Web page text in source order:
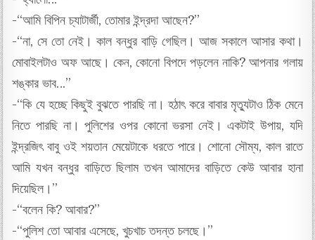
-“আমি বিপিন চ্যাটার্জী, তোমার ইন্দ্রদা আছেন?”
-“না, সে তো নেই। কাল বন্ধুর বাড়ি গেছিল। আজ সকালে আসার কথা।
মোবাইলটাও অফ আছে। কেন, কোনো বিপদে পড়লেন নাকি? আপনার গলায়
শঙ্কার ভাব…”
-“কি যে হচ্ছে কিছুই বুঝতে পারছি না। হঠাৎ করে বাবার মৃত্যুটাও ঠিক মেনে
নিতে পারছি না। পুলিশের ওপর কোনো ভরসা নেই। একটাই উপায়, যদি
ইন্দ্রজিৎ বাবু ওই শয়তান মেয়েটাকে ধরতে পারে। শোনো সৌম্য, কাল রাতে
আমি যখন বন্ধুর বাড়িতে ছিলাম তখন আমাদের বাড়িতে কেউ আবার হানা
দিয়েছিল।”
-“বলেন কি? আবার?”
-“পুলিশ তো আবার এসেছে, খুচখাচ তদন্ত চলছে।”